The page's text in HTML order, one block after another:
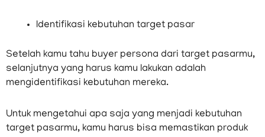
Identifikasi kebutuhan target pasar
Setelah kamu tahu buyer persona dari target pasarmu,
selanjutnya yang harus kamu lakukan adalah
mengidentifikasi kebutuhan mereka.
Untuk mengetahui apa saja yang menjadi kebutuhan
target pasarmu, kamu harus bisa memastikan produk